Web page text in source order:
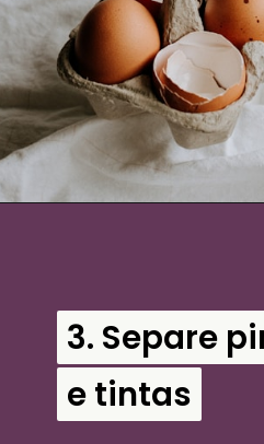
3. Separe
e tintas
3. Separe
e tintas